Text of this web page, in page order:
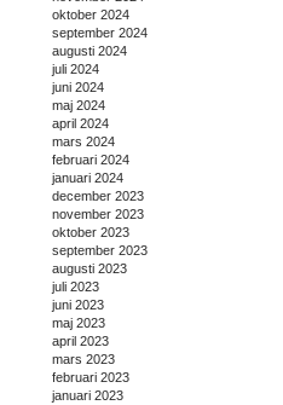
oktober 2024
september 2024
augusti 2024
juli 2024
juni 2024
maj 2024
april 2024
mars 2024
februari 2024
januari 2024
december 2023
november 2023
oktober 2023
september 2023
augusti 2023
juli 2023
juni 2023
maj 2023
april 2023
mars 2023
februari 2023
januari 2023